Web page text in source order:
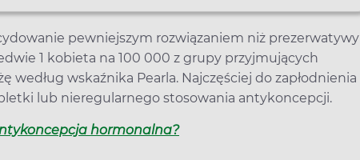
pewniejszym rozwiązaniem niż prezerwatywy
1 kobieta na 100 000 z grupy przyjmujących
według wskaźnika Pearla. Najczęściej do zapłodnienia
lub nieregularnego stosowania antykoncepcji.
hormonalna?